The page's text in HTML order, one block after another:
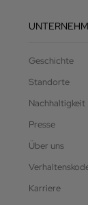
Geschichte
Standorte
Nachhaltigkeit
Presse
Über uns
Karriere